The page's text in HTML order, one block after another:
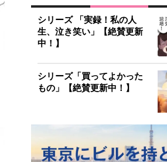
シリーズ 「実録！私の人
生、泣き笑い」【絶賛更新
中！】
シリーズ「買ってよかった
もの」【絶賛更新中！】